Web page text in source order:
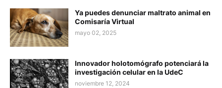
Ya puedes denunciar maltrato animal en
Comisaría Virtual
mayo 02, 2025
Innovador holotomógrafo potenciará la
investigación celular en la UdeC
noviembre 12, 2024